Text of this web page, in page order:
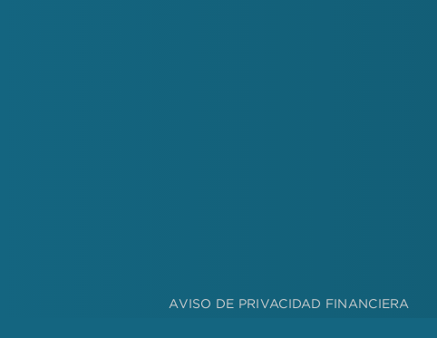
AVISO DE PRIVACIDAD FINANCIERA